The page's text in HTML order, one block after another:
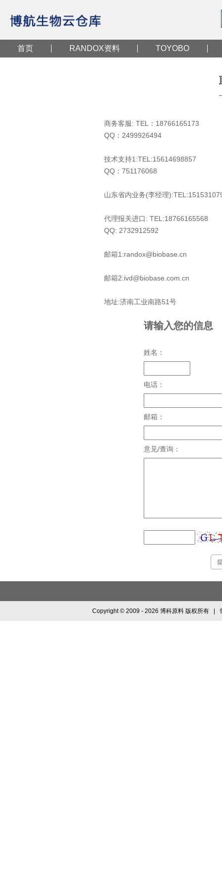
首页 RANDOX资料 TOYOBO
商务客服: TEL：18766165173
QQ：2499926494
技术支持1:TEL:15614698857
QQ：751176068
山东省内业务(李经理
代理报关进口: TEL:18766165568
QQ: 2732912592
邮箱1:randox@biobase.cn
邮箱2:ivd@biobase.com.cn
地址:济南工业南路51号
请输入您的信息
姓名：
电话：
邮箱：
意见/查询：
Copyright © 2009 - 2026 博科原料 版权所有 |